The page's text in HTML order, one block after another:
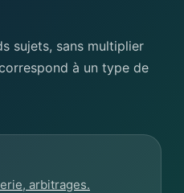
sujets, sans multiplier
à un type de
arbitrages.